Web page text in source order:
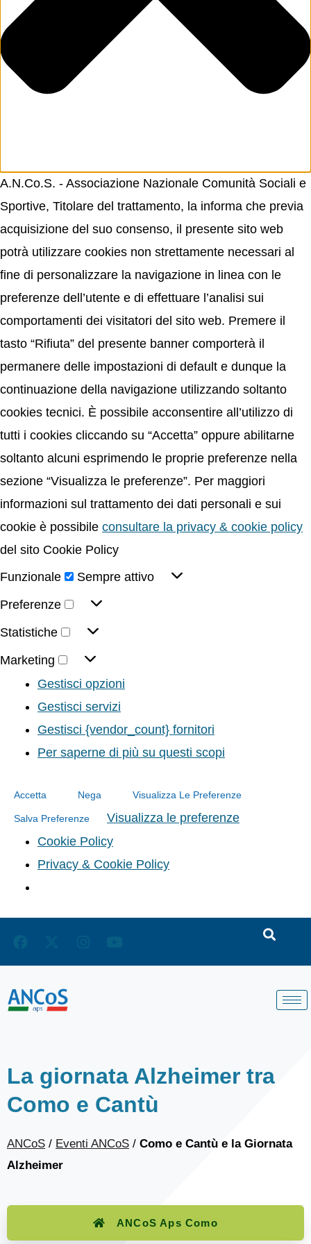
A.N.Co.S. - Associazione Nazionale Comunità Sociali e
Sportive, Titolare del trattamento, la informa che previa
acquisizione del suo consenso, il presente sito web
potrà utilizzare cookies non strettamente necessari al
fine di personalizzare la navigazione in linea con le
preferenze dell’utente e di effettuare l’analisi sui
comportamenti dei visitatori del sito web. Premere il
tasto “Rifiuta” del presente banner comporterà il
permanere delle impostazioni di default e dunque la
continuazione della navigazione utilizzando soltanto
cookies tecnici. È possibile acconsentire all’utilizzo di
tutti i cookies cliccando su “Accetta” oppure abilitarne
soltanto alcuni esprimendo le proprie preferenze nella
sezione “Visualizza le preferenze”. Per maggiori
informazioni sul trattamento dei dati personali e sui
cookie è possibile consultare la privacy & cookie policy
del sito Cookie Policy
Funzionale
Sempre attivo
Preferenze
Statistiche
Marketing
Gestisci opzioni
Gestisci servizi
Gestisci {vendor_count} fornitori
Per saperne di più su questi scopi
Accetta Nega Visualizza Le Preferenze
Salva Preferenze
Visualizza le preferenze
Cookie Policy
Privacy & Cookie Policy
La giornata Alzheimer tra
Como e Cantù
ANCoS / Eventi ANCoS / Como e Cantù e la Giornata
Alzheimer
ANCoS Aps Como